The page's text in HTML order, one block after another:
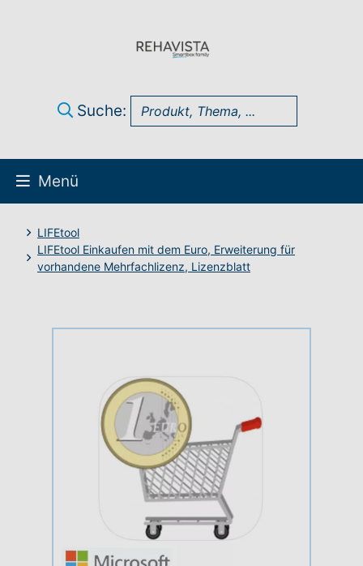
Suche:
Menü
Über uns
UK Infothek
Rundum-Service
Leichte Sprache
LIFEtool
LIFEtool Einkaufen mit dem Euro, Erweiterung für
vorhandene Mehrfachlizenz, Lizenzblatt